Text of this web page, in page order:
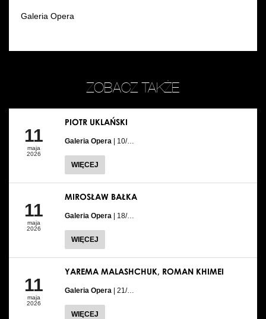
Galeria Opera
ZOBACZ TAKŻE
11
maja
2026
PIOTR UKLAŃSKI
Galeria Opera | 10/…
WIĘCEJ
11
maja
2026
MIROSŁAW BAŁKA
Galeria Opera | 18/…
WIĘCEJ
11
maja
2026
YAREMA MALASHCHUK, ROMAN KHIMEI
Galeria Opera | 21/…
WIĘCEJ